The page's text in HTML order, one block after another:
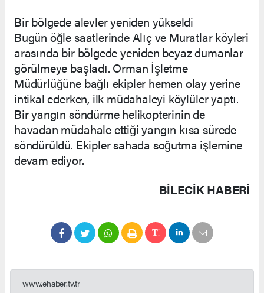
Bir bölgede alevler yeniden yükseldi
Bugün öğle saatlerinde Alıç ve Muratlar köyleri
arasında bir bölgede yeniden beyaz dumanlar
görülmeye başladı. Orman İşletme
Müdürlüğüne bağlı ekipler hemen olay yerine
intikal ederken, ilk müdahaleyi köylüler yaptı.
Bir yangın söndürme helikopterinin de
havadan müdahale ettiği yangın kısa sürede
söndürüldü. Ekipler sahada soğutma işlemine
devam ediyor.
BILECIK HABERİ
www.ehaber.tv.tr